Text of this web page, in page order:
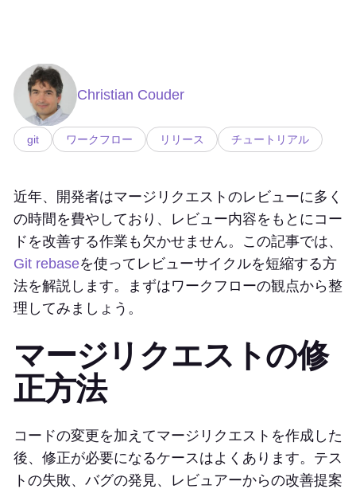
Christian Couder
git ワークフロー リリース チュートリアル
近年、開発者はマージリクエストのレビューに多く
の時間を費やしており、レビュー内容をもとにコー
ドを改善する作業も欠かせません。この記事では、
Git rebaseを使ってレビューサイクルを短縮する方
法を解説します。まずはワークフローの観点から整
理してみましょう。
マージリクエストの修
正方法
コードの変更を加えてマージリクエストを作成した
後、修正が必要になるケースはよくあります。テス
トの失敗、バグの発見、レビュアーからの改善提案